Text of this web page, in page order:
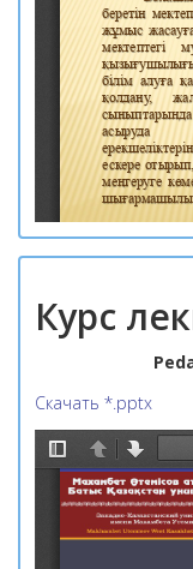
Курс
Скачать *.pptx